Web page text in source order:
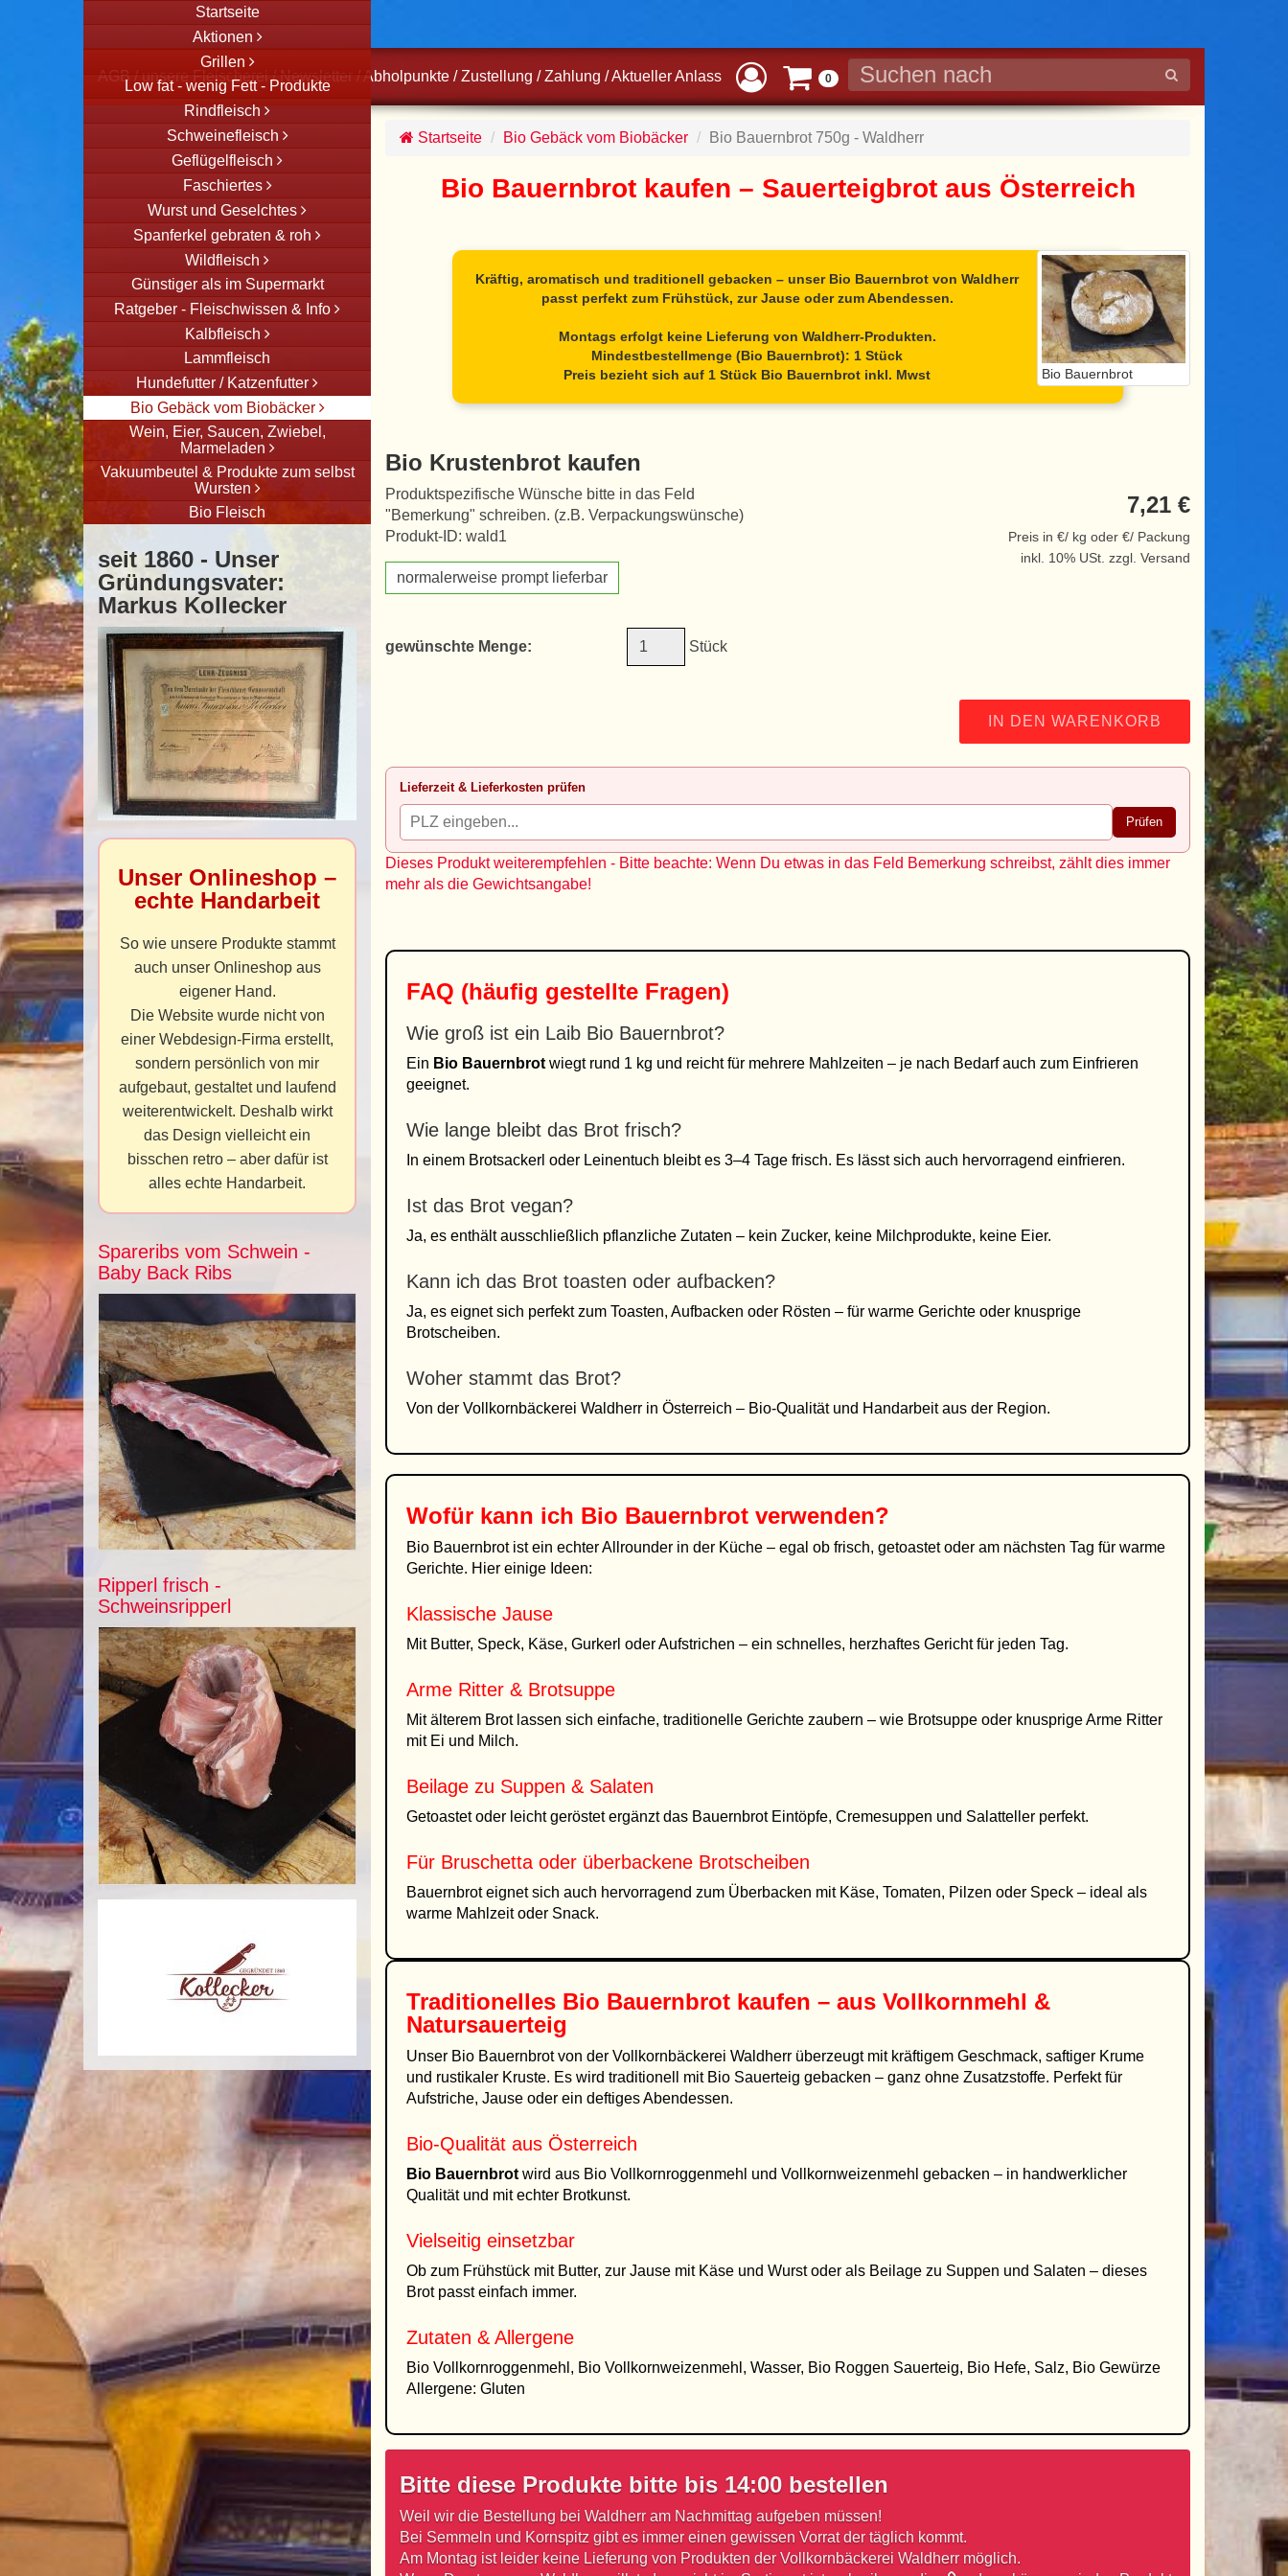
AGB / unsere Fleischerei / Newsletter /Abholpunkte / Zustellung / Zahlung /Aktueller Anlass 0
Startseite
Aktionen
Grillen
Low fat - wenig Fett - Produkte
Rindfleisch
Schweinefleisch
Geflügelfleisch
Faschiertes
Wurst und Geselchtes
Spanferkel gebraten & roh
Wildfleisch
Günstiger als im Supermarkt
Ratgeber - Fleischwissen & Info
Kalbfleisch
Lammfleisch
Hundefutter / Katzenfutter
Bio Gebäck vom Biobäcker
Wein, Eier, Saucen, Zwiebel,
Marmeladen
Vakuumbeutel & Produkte zum selbst
Wursten
Bio Fleisch
seit 1860 - Unser
Gründungsvater:
Markus Kollecker
Unser Onlineshop –
echte Handarbeit
So wie unsere Produkte stammt
auch unser Onlineshop aus
eigener Hand.
Die Website wurde nicht von
einer Webdesign-Firma erstellt,
sondern persönlich von mir
aufgebaut, gestaltet und laufend
weiterentwickelt. Deshalb wirkt
das Design vielleicht ein
bisschen retro – aber dafür ist
alles echte Handarbeit.
Spareribs vom Schwein -
Baby Back Ribs
Ripperl frisch -
Schweinsripperl
Startseite Bio Gebäck vom Biobäcker Bio Bauernbrot 750g - Waldherr
Bio Bauernbrot kaufen – Sauerteigbrot aus Österreich
Bio Bauernbrot
Kräftig, aromatisch und traditionell gebacken – unser Bio Bauernbrot von Waldherr
passt perfekt zum Frühstück, zur Jause oder zum Abendessen.
Montags erfolgt keine Lieferung von Waldherr-Produkten.
Mindestbestellmenge (Bio Bauernbrot): 1 Stück
Preis bezieht sich auf 1 Stück Bio Bauernbrot inkl. Mwst
Bio Krustenbrot kaufen
Produktspezifische Wünsche bitte in das Feld
"Bemerkung" schreiben. (z.B. Verpackungswünsche)
Produkt-ID: wald1
normalerweise prompt lieferbar
7,21 €
Preis in €/ kg oder €/ Packung
inkl. 10% USt. zzgl. Versand
gewünschte Menge: Stück
IN DEN WARENKORB
Lieferzeit & Lieferkosten prüfen
Prüfen
Dieses Produkt weiterempfehlen - Bitte beachte: Wenn Du etwas in das Feld Bemerkung schreibst, zählt dies immer
mehr als die Gewichtsangabe!
FAQ (häufig gestellte Fragen)
Wie groß ist ein Laib Bio Bauernbrot?
Ein Bio Bauernbrot wiegt rund 1 kg und reicht für mehrere Mahlzeiten – je nach Bedarf auch zum Einfrieren
geeignet.
Wie lange bleibt das Brot frisch?
In einem Brotsackerl oder Leinentuch bleibt es 3–4 Tage frisch. Es lässt sich auch hervorragend einfrieren.
Ist das Brot vegan?
Ja, es enthält ausschließlich pflanzliche Zutaten – kein Zucker, keine Milchprodukte, keine Eier.
Kann ich das Brot toasten oder aufbacken?
Ja, es eignet sich perfekt zum Toasten, Aufbacken oder Rösten – für warme Gerichte oder knusprige
Brotscheiben.
Woher stammt das Brot?
Von der Vollkornbäckerei Waldherr in Österreich – Bio-Qualität und Handarbeit aus der Region.
Wofür kann ich Bio Bauernbrot verwenden?
Bio Bauernbrot ist ein echter Allrounder in der Küche – egal ob frisch, getoastet oder am nächsten Tag für warme
Gerichte. Hier einige Ideen:
Klassische Jause
Mit Butter, Speck, Käse, Gurkerl oder Aufstrichen – ein schnelles, herzhaftes Gericht für jeden Tag.
Arme Ritter & Brotsuppe
Mit älterem Brot lassen sich einfache, traditionelle Gerichte zaubern – wie Brotsuppe oder knusprige Arme Ritter
mit Ei und Milch.
Beilage zu Suppen & Salaten
Getoastet oder leicht geröstet ergänzt das Bauernbrot Eintöpfe, Cremesuppen und Salatteller perfekt.
Für Bruschetta oder überbackene Brotscheiben
Bauernbrot eignet sich auch hervorragend zum Überbacken mit Käse, Tomaten, Pilzen oder Speck – ideal als
warme Mahlzeit oder Snack.
Traditionelles Bio Bauernbrot kaufen – aus Vollkornmehl &
Natursauerteig
Unser Bio Bauernbrot von der Vollkornbäckerei Waldherr überzeugt mit kräftigem Geschmack, saftiger Krume
und rustikaler Kruste. Es wird traditionell mit Bio Sauerteig gebacken – ganz ohne Zusatzstoffe. Perfekt für
Aufstriche, Jause oder ein deftiges Abendessen.
Bio-Qualität aus Österreich
Bio Bauernbrot wird aus Bio Vollkornroggenmehl und Vollkornweizenmehl gebacken – in handwerklicher
Qualität und mit echter Brotkunst.
Vielseitig einsetzbar
Ob zum Frühstück mit Butter, zur Jause mit Käse und Wurst oder als Beilage zu Suppen und Salaten – dieses
Brot passt einfach immer.
Zutaten & Allergene
Bio Vollkornroggenmehl, Bio Vollkornweizenmehl, Wasser, Bio Roggen Sauerteig, Bio Hefe, Salz, Bio Gewürze
Allergene: Gluten
Bitte diese Produkte bitte bis 14:00 bestellen
Weil wir die Bestellung bei Waldherr am Nachmittag aufgeben müssen!
Bei Semmeln und Kornspitz gibt es immer einen gewissen Vorrat der täglich kommt.
Am Montag ist leider keine Lieferung von Produkten der Vollkornbäckerei Waldherr möglich.